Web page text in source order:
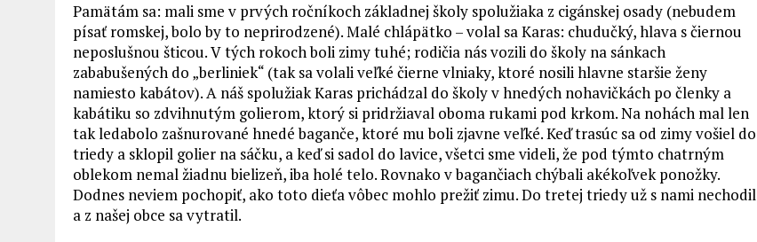
Pamätám sa: mali sme v prvých ročníkoch základnej školy spolužiaka z cigánskej osady (nebudem
písať romskej, bolo by to neprirodzené). Malé chlápätko – volal sa Karas: chudučký, hlava s čiernou
neposlušnou šticou. V tých rokoch boli zimy tuhé; rodičia nás vozili do školy na sánkach
zababušených do „berliniek“ (tak sa volali veľké čierne vlniaky, ktoré nosili hlavne staršie ženy
namiesto kabátov). A náš spolužiak Karas prichádzal do školy v hnedých nohavičkách po členky a
kabátiku so zdvihnutým golierom, ktorý si pridržiaval oboma rukami pod krkom. Na nohách mal len
tak ledabolo zašnurované hnedé baganče, ktoré mu boli zjavne veľké. Keď trasúc sa od zimy vošiel do
triedy a sklopil golier na sáčku, a keď si sadol do lavice, všetci sme videli, že pod týmto chatrným
oblekom nemal žiadnu bielizeň, iba holé telo. Rovnako v bagančiach chýbali akékoľvek ponožky.
Dodnes neviem pochopiť, ako toto dieťa vôbec mohlo prežiť zimu. Do tretej triedy už s nami nechodil
a z našej obce sa vytratil.